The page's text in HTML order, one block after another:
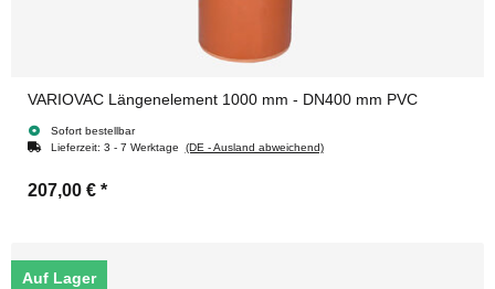
VARIOVAC Längenelement 1000 mm - DN400 mm PVC
Sofort bestellbar
Lieferzeit: 3 - 7 Werktage (DE - Ausland abweichend)
207,00 € *
Auf Lager